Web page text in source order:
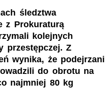
śledztwa
z Prokuraturą
kolejnych
przestępczej. Z
wynika, że podejrzani
do obrotu na
najmniej 80 kg